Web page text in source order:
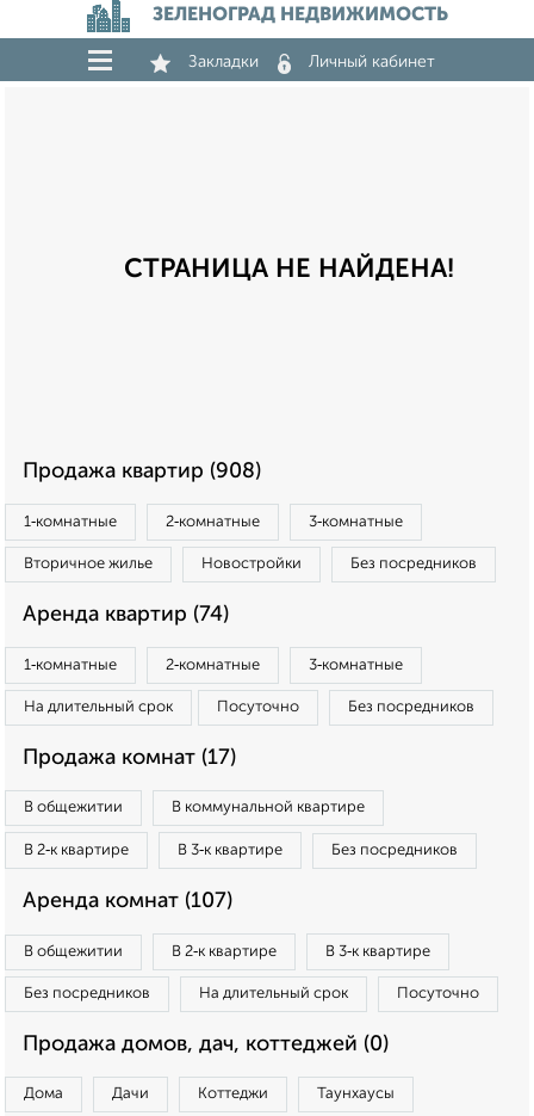
ЗЕЛЕНОГРАД НЕДВИЖИМОСТЬ
Закладки Личный кабинет
СТРАНИЦА НЕ НАЙДЕНА!
Продажа квартир (908)
1‑комнатные 2‑комнатные 3‑комнатные
Вторичное жилье Новостройки Без посредников
Аренда квартир (74)
1‑комнатные 2‑комнатные 3‑комнатные
На длительный срок Посуточно Без посредников
Продажа комнат (17)
В общежитии В коммунальной квартире
В 2‑к квартире В 3‑к квартире Без посредников
Аренда комнат (107)
В общежитии В 2‑к квартире В 3‑к квартире
Без посредников На длительный срок Посуточно
Продажа домов, дач, коттеджей (0)
Дома Дачи Коттеджи Таунхаусы